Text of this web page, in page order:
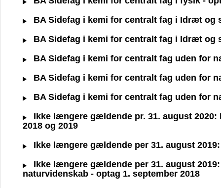
BA Sidefag i kemi for centralt fag i Idræt og
BA Sidefag i kemi for centralt fag i Idræt og
BA Sidefag i kemi for centralt fag uden for
BA Sidefag i kemi for centralt fag uden for
BA Sidefag i kemi for centralt fag uden for
Ikke længere gældende pr. 31. august
2018 og 2019
Ikke længere gældende per 31. august
Ikke længere gældende per 31. august
naturvidenskab - optag 1. september 2018